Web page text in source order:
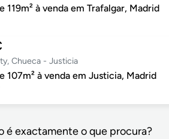
119m² à venda em Trafalgar, Madrid
Chueca - Justicia
107m² à venda em Justicia, Madrid
é exactamente o que procura?